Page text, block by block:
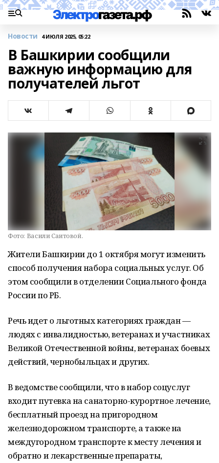
Новости 4 ИЮЛЯ 2025, 05:22
В Башкирии сообщили
важную информацию для
получателей льгот
Фото: Васили Саитовой.
Жители Башкирии до 1 октября могут изменить
способ получения набора социальных услуг. Об
этом сообщили в отделении Социального фонда
России по РБ.
Речь идет о льготных категориях граждан —
людях с инвалидностью, ветеранах и участниках
Великой Отечественной войны, ветеранах боевых
действий, чернобыльцах и других.
В ведомстве сообщили, что в набор соцуслуг
входит путевка на санаторно-курортное лечение,
бесплатный проезд на пригородном
железнодорожном транспорте, а также на
междугородном транспорте к месту лечения и
обратно и лекарственные препараты,